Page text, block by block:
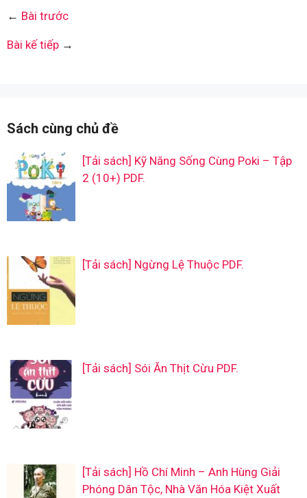
← Bài trước
Bài kế tiếp →
Sách cùng chủ đề
[Tải sách] Kỹ Năng Sống Cùng Poki – Tập
2 (10+) PDF.
[Tải sách] Ngừng Lệ Thuộc PDF.
[Tải sách] Sói Ăn Thịt Cừu PDF.
[Tải sách] Hồ Chí Minh – Anh Hùng Giải
Phóng Dân Tộc, Nhà Văn Hóa Kiệt Xuất